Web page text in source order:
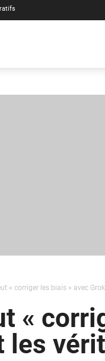
« corriger les biais » avec
«